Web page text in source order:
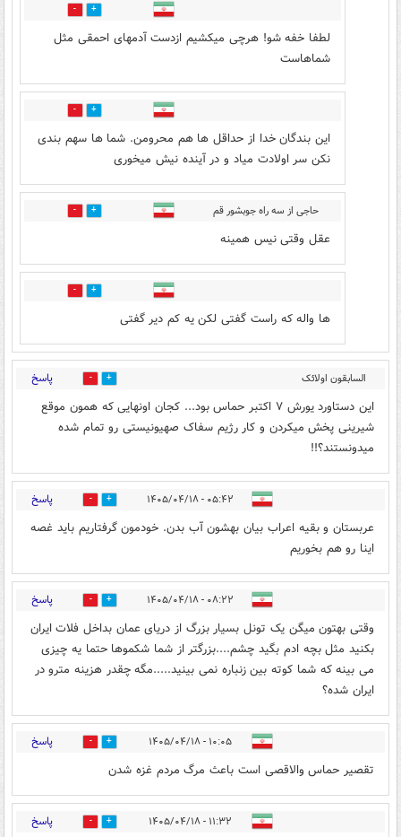
0
لطفا خفه شو! هرچی میکشیم ازدست آدمهای احمقی مثل
شماهاست
0
این بندگان خدا از حداقل ها هم محرومن. شما ها سهم بندی
نکن سر اولادت میاد و در آینده نیش میخوری
حاجی از سه راه جوبشور قم 0
عقل وقتی نیس همینه
0
ها واله که راست گفتی لکن یه کم دیر گفتی
السابقون اولائک
المقربون
۰۴:۴۹ - ۱۴۰۵/۰۴/۱۸
1 پاسخ
این دستاورد یورش ۷ اکتبر حماس بود... کجان اونهایی که همون موقع
شیرینی پخش میکردن و کار رژیم سفاک صهیونیستی رو تمام شده
میدونستند؟!!
۰۵:۴۲ - ۱۴۰۵/۰۴/۱۸ 0 پاسخ
عربستان و بقیه اعراب بیان بهشون آب بدن. خودمون گرفتاریم باید غصه
اینا رو هم بخوریم
۰۸:۲۲ - ۱۴۰۵/۰۴/۱۸ 0 پاسخ
وقتی بهتون میگن یک تونل بسیار بزرگ از دریای عمان بداخل فلات ایران
بکنید مثل بچه ادم بگید چشم....بزرگتر از شما شکموها حتما یه چیزی
می بینه که شما کوته بین زنباره نمی بینید.....مگه چقدر هزینه مترو در
ایران شده؟
۱۰:۰۵ - ۱۴۰۵/۰۴/۱۸ 0 پاسخ
تقصیر حماس والاقصی است باعث مرگ مردم غزه شدن
۱۱:۳۲ - ۱۴۰۵/۰۴/۱۸ 0 پاسخ